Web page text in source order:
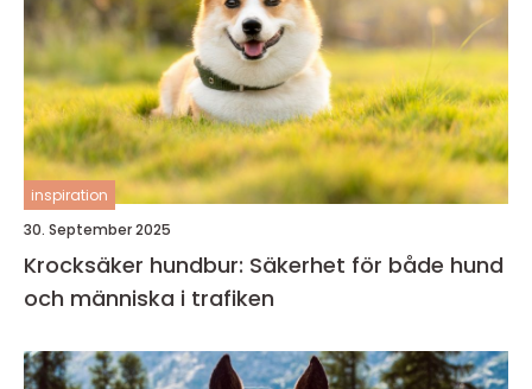
inspiration
30. September 2025
Krocksäker hundbur: Säkerhet för både hund
och människa i trafiken